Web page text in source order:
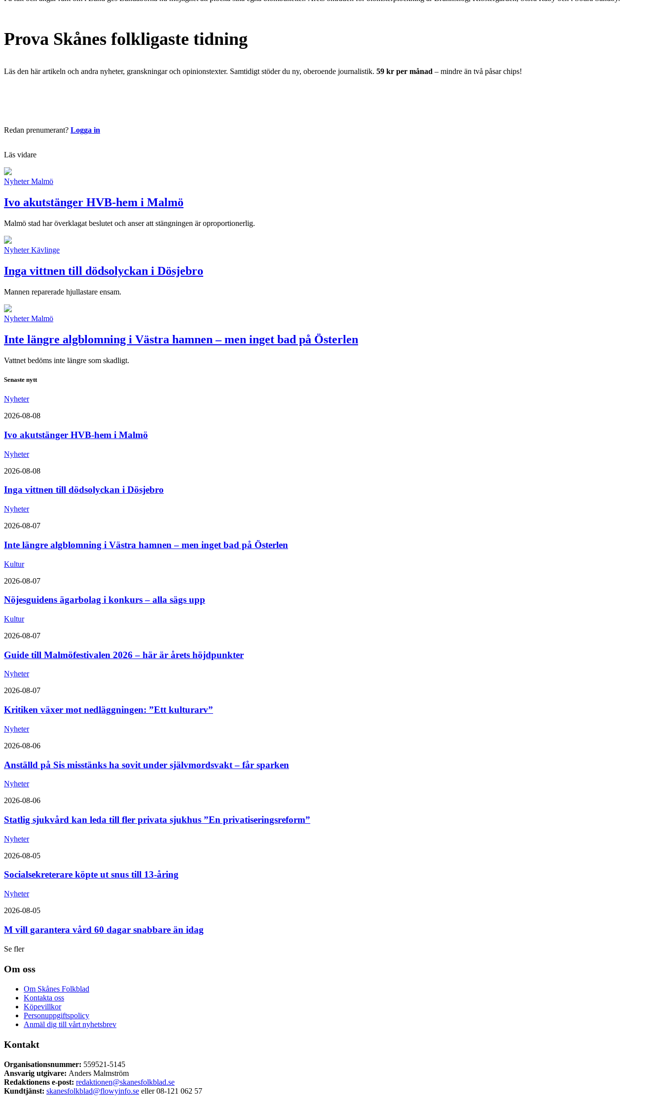
Prova Skånes folkligaste tidning
Läs den här artikeln och andra nyheter, granskningar och opinionstexter. Samtidigt stöder du ny, oberoende journalistik. 59 kr per månad – mindre än två påsar chips!
Redan prenumerant? Logga in
Läs vidare
Nyheter Malmö
Ivo akutstänger HVB-hem i Malmö
Malmö stad har överklagat beslutet och anser att stängningen är oproportionerlig.
Nyheter Kävlinge
Inga vittnen till dödsolyckan i Dösjebro
Mannen reparerade hjullastare ensam.
Nyheter Malmö
Inte längre algblomning i Västra hamnen – men inget bad på Österlen
Vattnet bedöms inte längre som skadligt.
Senaste nytt
Nyheter
2026-08-08
Ivo akutstänger HVB-hem i Malmö
Nyheter
2026-08-08
Inga vittnen till dödsolyckan i Dösjebro
Nyheter
2026-08-07
Inte längre algblomning i Västra hamnen – men inget bad på Österlen
Kultur
2026-08-07
Nöjesguidens ägarbolag i konkurs – alla sägs upp
Kultur
2026-08-07
Guide till Malmöfestivalen 2026 – här är årets höjdpunkter
Nyheter
2026-08-07
Kritiken växer mot nedläggningen: ”Ett kulturarv”
Nyheter
2026-08-06
Anställd på Sis misstänks ha sovit under självmordsvakt – får sparken
Nyheter
2026-08-06
Statlig sjukvård kan leda till fler privata sjukhus ”En privatiseringsreform”
Nyheter
2026-08-05
Socialsekreterare köpte ut snus till 13-åring
Nyheter
2026-08-05
M vill garantera vård 60 dagar snabbare än idag
Se fler
Om oss
Om Skånes Folkblad
Kontakta oss
Köpevillkor
Personuppgiftspolicy
Anmäl dig till vårt nyhetsbrev
Kontakt
Organisationsnummer: 559521-5145
Ansvarig utgivare: Anders Malmström
Redaktionens e-post: redaktionen@skanesfolkblad.se
Kundtjänst: skanesfolkblad@flowyinfo.se eller 08-121 062 57